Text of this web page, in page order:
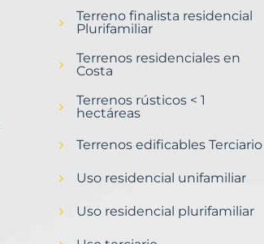
Terreno finalista residencial
Plurifamiliar
Terrenos residenciales en
Costa
Terrenos rústicos < 1
hectáreas
Terrenos edificables Terciario
Uso residencial unifamiliar
Uso residencial plurifamiliar